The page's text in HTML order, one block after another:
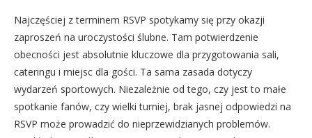
Najczęściej z terminem RSVP spotykamy się przy okazji
zaproszeń na uroczystości ślubne. Tam potwierdzenie
obecności jest absolutnie kluczowe dla przygotowania sali,
cateringu i miejsc dla gości. Ta sama zasada dotyczy
wydarzeń sportowych. Niezależnie od tego, czy jest to małe
spotkanie fanów, czy wielki turniej, brak jasnej odpowiedzi na
RSVP może prowadzić do nieprzewidzianych problemów.